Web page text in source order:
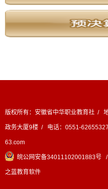
版权所有：安徽省中华职业教育社 /
政务大厦9楼 / 电话：0551-
63.com
皖公网安备34011102001883号 /
之蓝教育软件